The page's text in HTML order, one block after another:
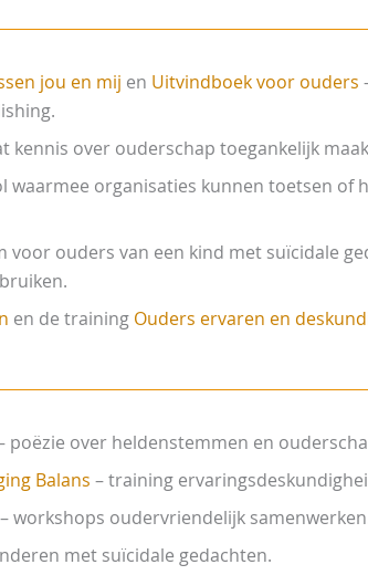
jou en mij en Uitvindboek voor ouders
kennis over ouderschap toegankelijk
waarmee organisaties kunnen toetsen of
voor ouders van een kind met suïcidale
en de training Ouders ervaren en
poëzie over heldenstemmen en
Balans – training
– workshops oudervriendelijk
met suïcidale gedachten.